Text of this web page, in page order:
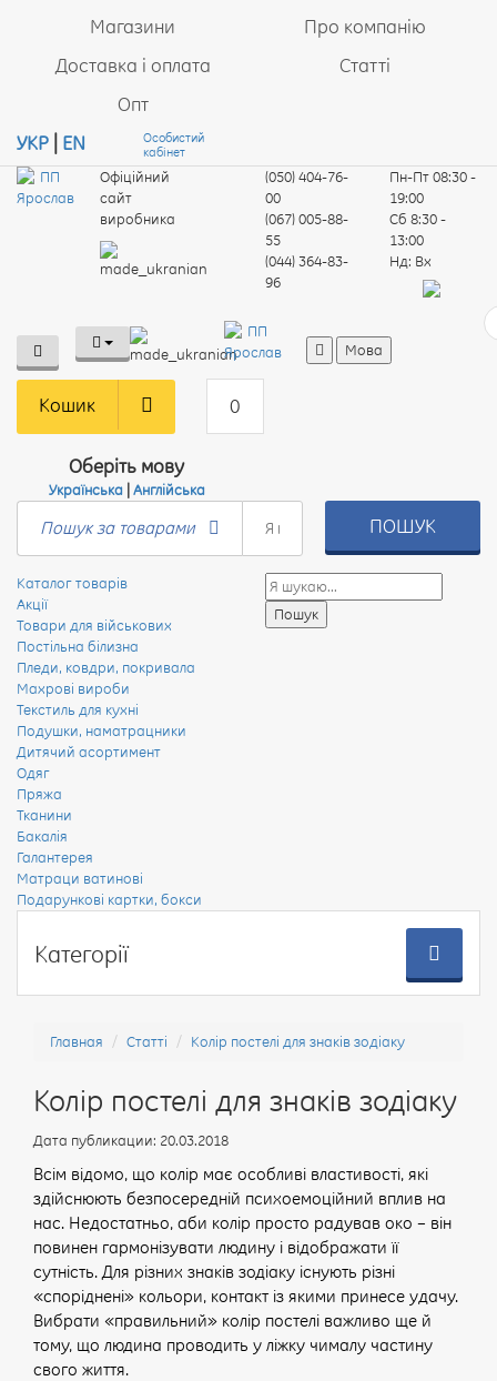
Магазини
Про компанію
Доставка і оплата
Статті
Опт
УКР
EN
Особистий
кабінет
Офіційний
сайт
виробника
(050) 404-76-
00
(067) 005-88-
55
(044) 364-83-
96
Пн-Пт08:30 -
19:00
Сб 8:30 -
13:00
Нд: Вх
Мова
Пошук за товарами ПОШУК
Кошик 0
Оберіть мову
Українська| Англійська
Каталог товарів
Акції
Товари для військових
Постільна білизна
Пледи, ковдри, покривала
Махрові вироби
Текстиль для кухні
Подушки, наматрацники
Дитячий асортимент
Одяг
Пряжа
Тканини
Бакалія
Галантерея
Матраци ватинові
Подарункові картки, бокси
Категорії
Главная Статті Колір постелі для знаків зодіаку
Колір постелі для знаків зодіаку
Дата публикации: 20.03.2018
Всім відомо, що колір має особливі властивості, які
здійснюють безпосередній психоемоційний вплив на
нас. Недостатньо, аби колір просто радував око – він
повинен гармонізувати людину і відображати її
сутність. Для різних знаків зодіаку існують різні
«споріднені» кольори, контакт із якими принесе удачу.
Вибрати «правильний» колір постелі важливо ще й
тому, що людина проводить у ліжку чималу частину
свого життя.